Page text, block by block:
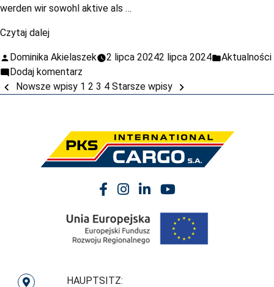
werden wir sowohl aktive als …
Czytaj dalej
Dominika Akielaszek 2 lipca 20242 lipca 2024
Aktualności
Dodaj komentarz
Nowsze wpisy 1 2 3 4 Starsze wpisy
HAUPTSITZ: